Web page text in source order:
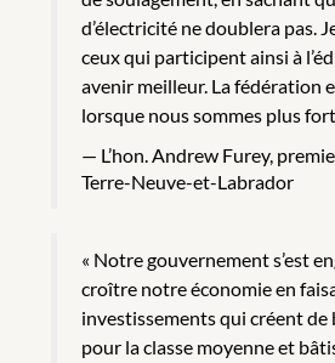
d’électricité ne doublera pas.
ceux qui participent ainsi à
avenir meilleur. La fédération
lorsque nous sommes plus
L’hon. Andrew Furey,
Terre-Neuve-et-Labrador
« Notre gouvernement s’est
croître notre économie en
investissements qui créent de
pour la classe moyenne et